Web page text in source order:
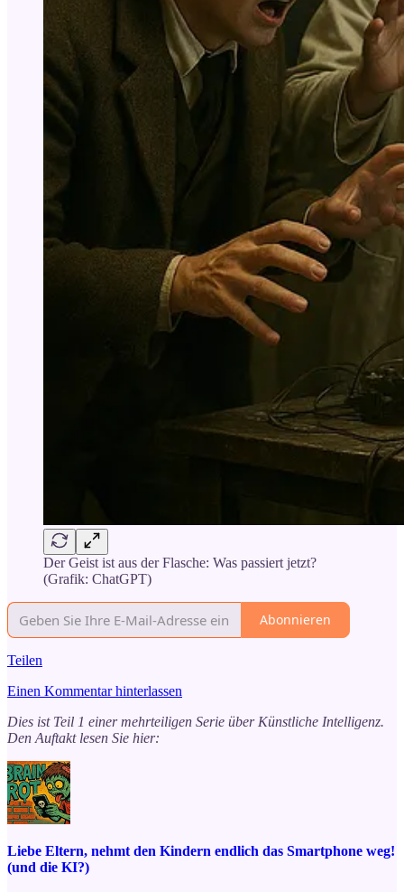
Der Geist ist aus der Flasche: Was passiert jetzt?
(Grafik: ChatGPT)
Abonnieren
Teilen
Einen Kommentar hinterlassen
Dies ist Teil 1 einer mehrteiligen Serie über Künstliche Intelligenz.
Den Auftakt lesen Sie hier:
Liebe Eltern, nehmt den Kindern endlich das Smartphone weg!
(und die KI?)